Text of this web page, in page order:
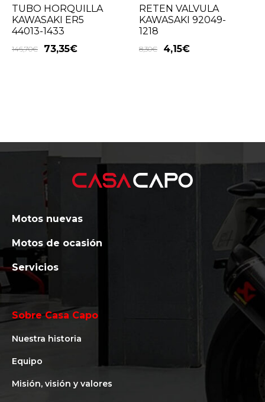
TUBO HORQUILLA
KAWASAKI ER5
44013-1433
146,70€ 73,35€
RETEN VALVULA
KAWASAKI 92049-
1218
8,30€ 4,15€
Motos nuevas
Motos de ocasión
Servicios
Sobre Casa Capo
Nuestra historia
Equipo
Misión, visión y valores